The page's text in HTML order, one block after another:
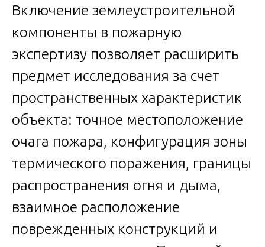
Включение землеустроительной
компоненты в пожарную
экспертизу позволяет расширить
предмет исследования за счет
пространственных характеристик
объекта: точное местоположение
очага пожара, конфигурация зоны
термического поражения, границы
распространения огня и дыма,
взаимное расположение
поврежденных конструкций и